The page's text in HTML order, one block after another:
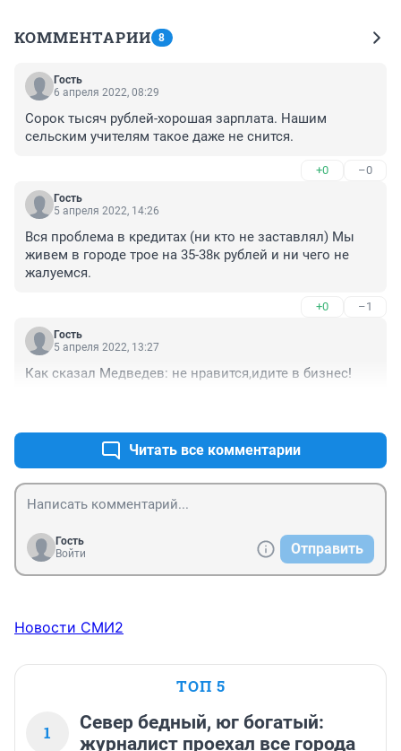
КОММЕНТАРИИ 8
Гость
6 апреля 2022, 08:29
Сорок тысяч рублей-хорошая зарплата. Нашим
сельским учителям такое даже не снится.
+0 –0
Гость
5 апреля 2022, 14:26
Вся проблема в кредитах (ни кто не заставлял) Мы
живем в городе трое на 35-38к рублей и ни чего не
жалуемся.
+0 –1
Гость
5 апреля 2022, 13:27
Как сказал Медведев: не нравится,идите в бизнес!
Читать все комментарии
Гость
Войти
Отправить
Новости СМИ2
ТОП 5
1
Север бедный, юг богатый:
журналист проехал все города